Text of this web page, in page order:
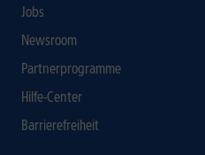
Jobs
Newsroom
Partnerprogramme
Hilfe-Center
Barrierefreiheit